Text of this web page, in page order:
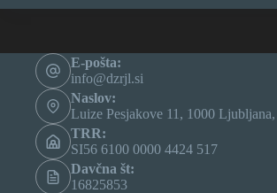
E-pošta:
info@dzrjl.si
Naslov:
Luize Pesjakove 11, 1000
TRR:
SI56 6100 0000 4424 517
Davčna št:
16825853